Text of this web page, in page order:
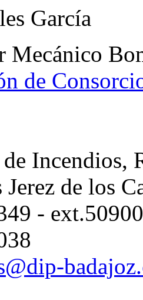
García
Mecánico
de
Incendios,
de los
- ext.50900